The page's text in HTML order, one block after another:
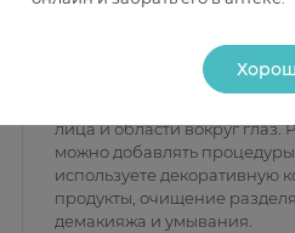
крема недостаточно для
за кожей – это система,
лица и области вокруг глаз.
можно добавлять
используете декоративную
продукты, очищение
демакияжа и умывания.